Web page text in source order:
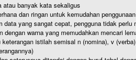
atau banyak kata sekaligus
dan ringan untuk kemudahan penggunaan
data yang sangat cepat, pengguna tidak perlu
dengan warna yang memudahkan mencari
istilah semisal n (nomina), v